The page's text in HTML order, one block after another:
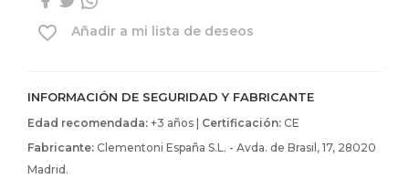
favorite_border Añadir a mi lista de deseos
INFORMACIÓN DE SEGURIDAD Y FABRICANTE
Edad recomendada: +3 años | Certificación: CE
Fabricante: Clementoni España S.L. - Avda. de Brasil, 17, 28020
Madrid.